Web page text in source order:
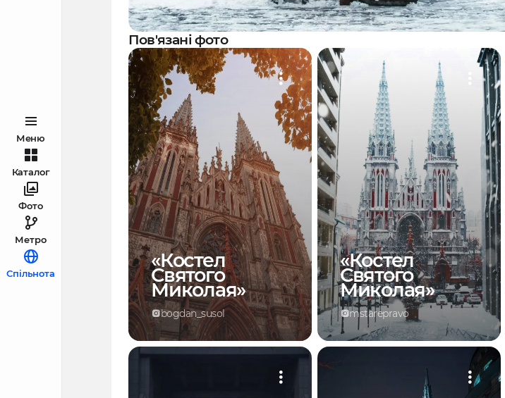
Меню
Каталог
Фото
Метро
Спільнота
Пов'язані фото
«Костел
Святого
Миколая»
bogdan_susol
«Костел
Святого
Миколая»
mstarepravo